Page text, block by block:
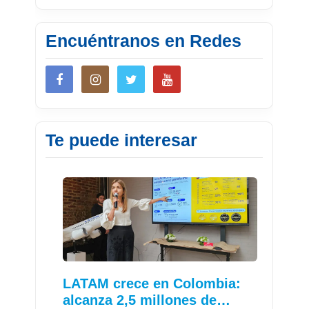
Encuéntranos en Redes
Te puede interesar
LATAM crece en Colombia:
alcanza 2,5 millones de…